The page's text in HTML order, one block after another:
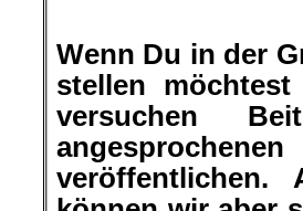
Wenn Du in der
stellen
versuchen